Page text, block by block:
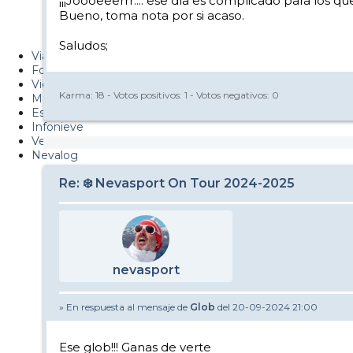
PUCAF - Blog
Esquiaryviajar.com
Viajes
Fotos
Videos
Material
Esquí Pro
Infonieve
Verano
Nevalog
Bueno, toma nota por si acaso.
Saludos;
Karma: 18 - Votos positivos: 1 - Votos negativos: 0
Re: ❄️ Nevasport On Tour 2024-2025
nevasport
» En respuesta al mensaje de Glob del 20-09-2024 21:00
Ese glob!!! Ganas de verte